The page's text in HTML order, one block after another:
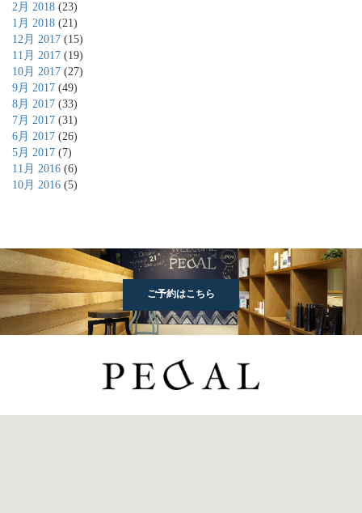
2月 2018 (23)
1月 2018 (21)
12月 2017 (15)
11月 2017 (19)
10月 2017 (27)
9月 2017 (49)
8月 2017 (33)
7月 2017 (31)
6月 2017 (26)
5月 2017 (7)
11月 2016 (6)
10月 2016 (5)
ご予約はこちら